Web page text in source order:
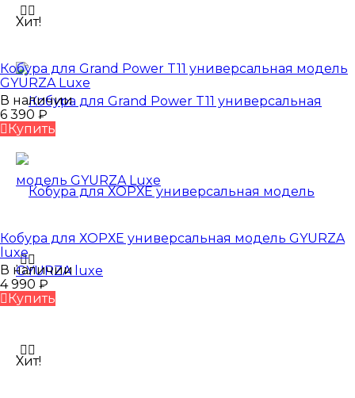
Хит!
Кобура для Grand Power T11 универсальная модель
GYURZA Luxe
В наличии
6 390 ₽
Купить
Кобура для ХОРХЕ универсальная модель GYURZA
luxe
В наличии
4 990 ₽
Купить
Хит!